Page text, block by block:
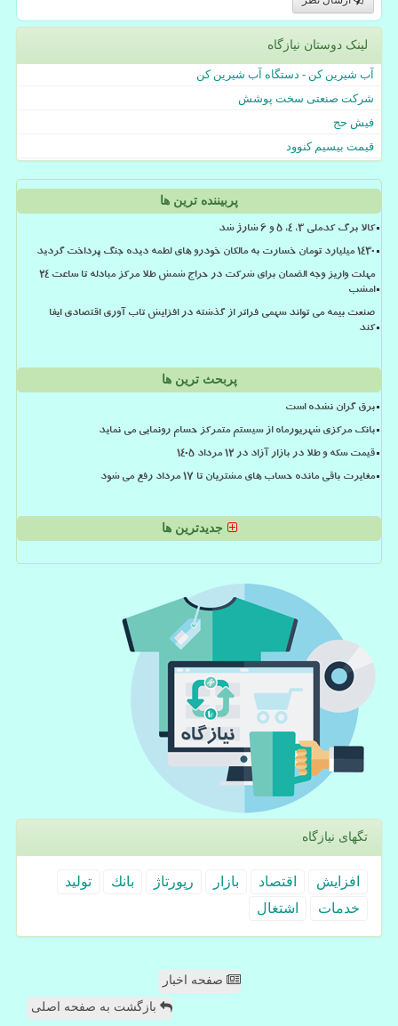
لینک دوستان نیازگاه
آب شیرین کن - دستگاه آب شیرین کن
شرکت صنعتی سخت پوشش
فیش حج
قیمت بیسیم کنوود
پربیننده ترین ها
کالا برگ کدملی 3، 4، 5 و 6 شارژ شد
۱۴۳۰ میلیارد تومان خسارت به مالکان خودرو های لطمه دیده جنگ پرداخت گردید
مهلت واریز وجه الضمان برای شرکت در حراج شمش طلا مرکز مبادله تا ساعت ۲۴
امشب
صنعت بیمه می تواند سهمی فراتر از گذشته در افزایش تاب آوری اقتصادی ایفا
کند
پربحث ترین ها
برق گران نشده است
بانک مرکزی شهریورماه از سیستم متمرکز حسام رونمایی می نماید
قیمت سکه و طلا در بازار آزاد در ۱۲ مرداد ۱۴۰۵
مغایرت باقی مانده حساب های مشتریان تا 17 مرداد رفع می شود
جدیدترین ها
تگهای نیازگاه
افزایش اقتصاد بازار رپورتاژ بانك
تولید
خدمات
اشتغال
صفحه اخبار
بازگشت به صفحه اصلی